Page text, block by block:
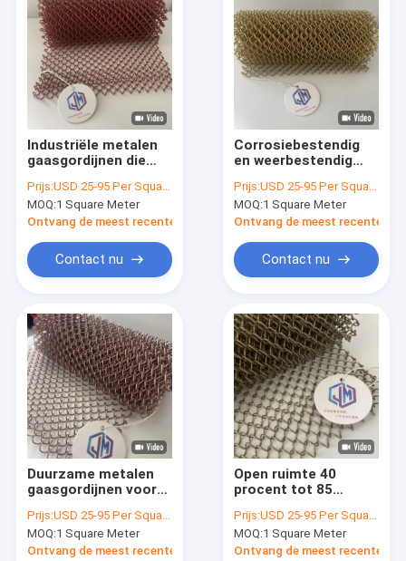
Producten
Over ons
Fabrieksreis
Kwaliteitscontrole
nieuws
Industriële metalen
gaasgordijnen die
afscheidings- en
ventilatiesystemen
bieden voor
commerciële
faciliteiten
Prijs:USD 25-95 Per Square Meter
MOQ:1 Square Meter
Ontvang de meest recente Prijs
Contact nu
Corrosiebestendig
en weerbestendig
textuur 2,0 mm
Diameter biedt
prestaties en
esthetiek
Prijs:USD 25-95 Per Square Meter
MOQ:1 Square Meter
Ontvang de meest recente
Contact nu
Duurzame metalen
gaasgordijnen voor
toepassingen die
flexibele
afschermings- en
Prijs:USD 25-95 Per Square Meter
MOQ:1 Square Meter
Ontvang de meest recente Prijs
Open ruimte 40
procent tot 85
gaasgordijnen Dikte
1,2 mm Maatbereik
0,8 mm tot 3 mm
Prijs:USD 25-95 Per Square Meter
MOQ:1 Square Meter
Ontvang de meest recente